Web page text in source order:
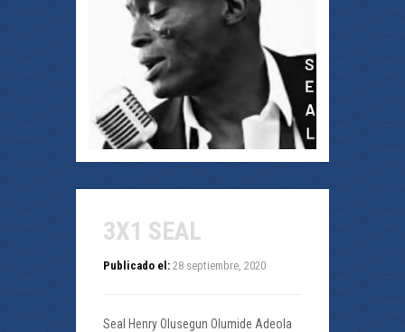
3X1 SEAL
Publicado el: 28 septiembre, 2020
Seal Henry Olusegun Olumide Adeola